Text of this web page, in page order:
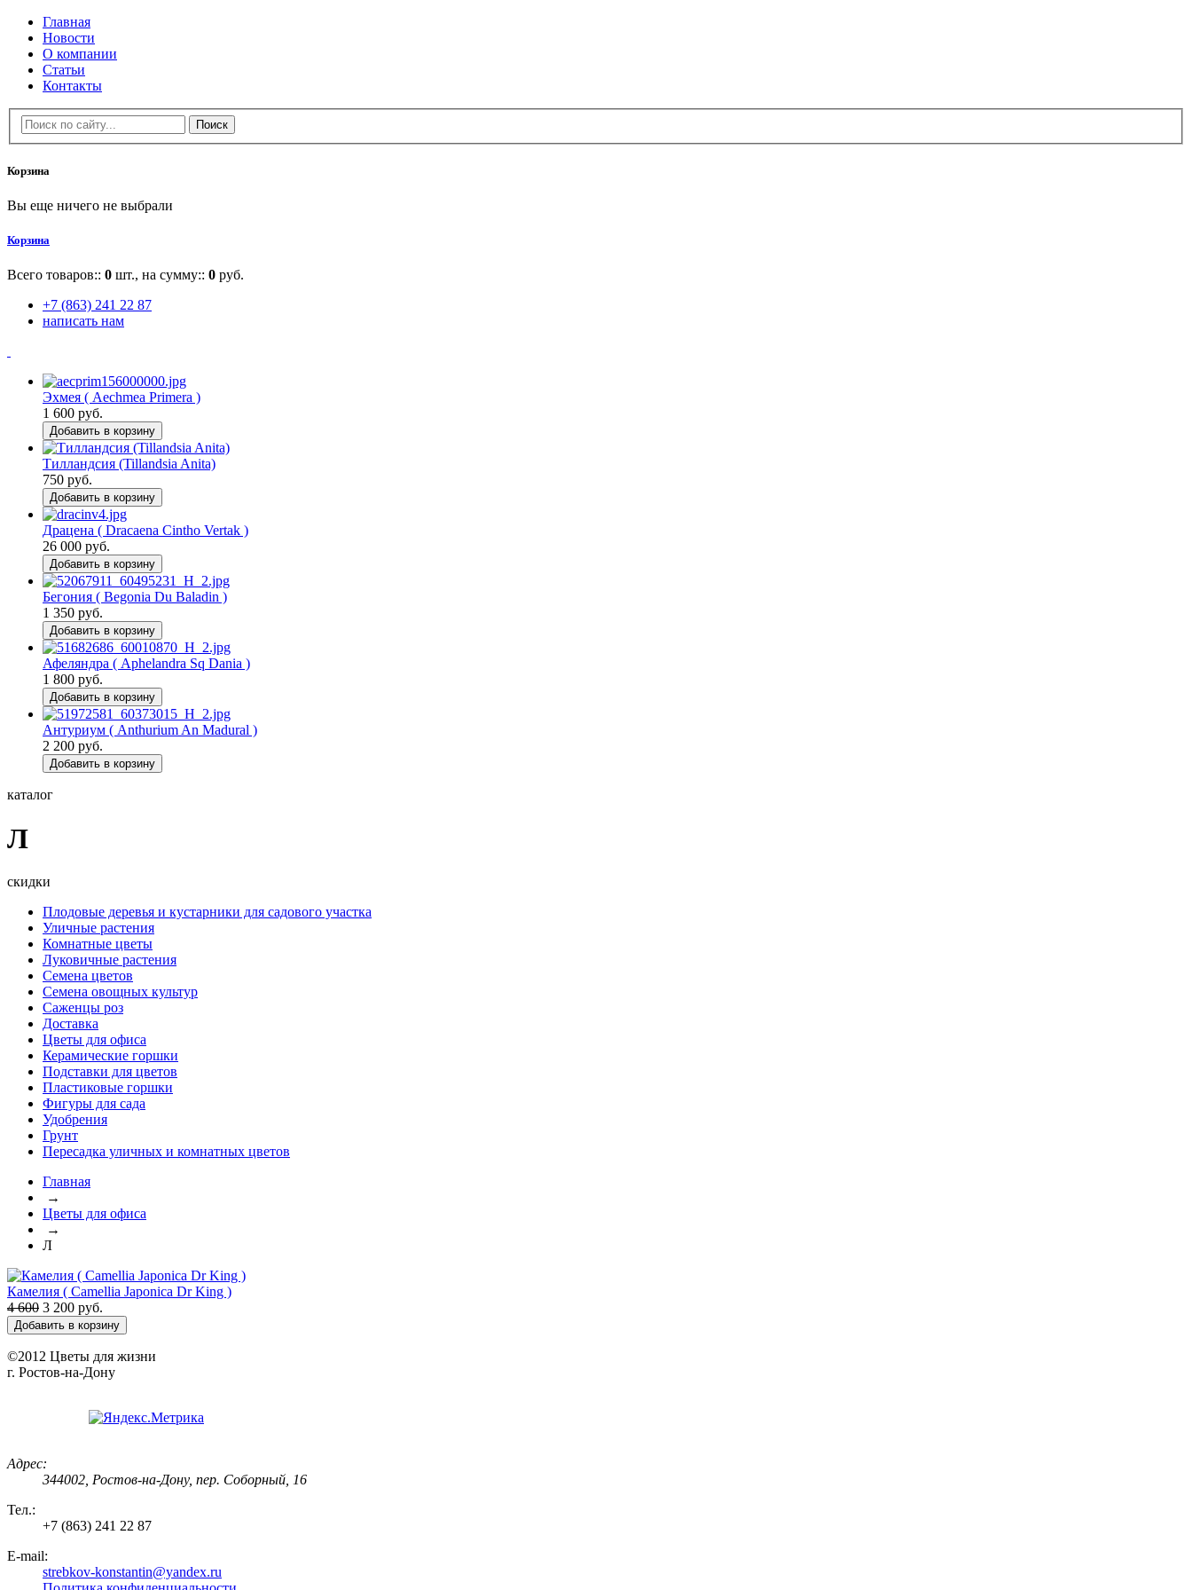
Главная
Новости
О компании
Статьи
Контакты
Корзина
Вы еще ничего не выбрали
Корзина
Всего товаров:: 0 шт., на сумму:: 0 руб.
+7 (863) 241 22 87
написать нам
Эхмея ( Aechmea Primera )
1 600 руб.
Добавить в корзину
Тилландсия (Tillandsia Anita)
750 руб.
Добавить в корзину
Драцена ( Dracaena Cintho Vertak )
26 000 руб.
Добавить в корзину
Бегония ( Begonia Du Baladin )
1 350 руб.
Добавить в корзину
Афеляндра ( Aphelandra Sq Dania )
1 800 руб.
Добавить в корзину
Антуриум ( Anthurium An Madural )
2 200 руб.
Добавить в корзину
каталог
Л
скидки
Плодовые деревья и кустарники для садового участка
Уличные растения
Комнатные цветы
Луковичные растения
Семена цветов
Семена овощных культур
Саженцы роз
Доставка
Цветы для офиса
Керамические горшки
Подставки для цветов
Пластиковые горшки
Фигуры для сада
Удобрения
Грунт
Пересадка уличных и комнатных цветов
Главная
→
Цветы для офиса
→
Л
Камелия ( Camellia Japonica Dr King )
4 600 3 200 руб.
Добавить в корзину
©2012 Цветы для жизни
г. Ростов-на-Дону
Адрес:
344002 Ростов-на-Дону, пер. Соборный, 16
Тел.:
+7 (863) 241 22 87
E-mail:
strebkov-konstantin@yandex.ru